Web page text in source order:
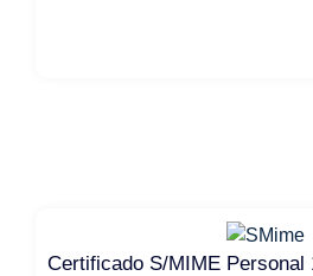
Certificado S/MIME Personal